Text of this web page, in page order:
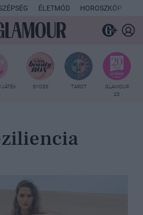
ÉLETMÓD HOROSZKÓP
SYOSS TAROT
GLAMOUR
20